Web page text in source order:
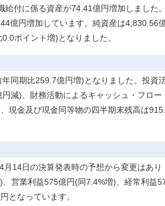
付に係る資産が74.41億円増加しました。
億円増加しています。純資産は4,830.56
ポイント増)となりました。
同期比259.7億円増)となりました。投資
減)、財務活動によるキャッシュ・フロー
現金及び現金同等物の四半期末残高は915.
14日の決算発表時の予想から変更はあり
営業利益575億円(同7.4%増)、経常利益
となっています。